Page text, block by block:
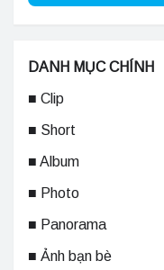
DANH MỤC CHÍNH
■ Clip
■ Short
■ Album
■ Photo
■ Panorama
■ Ảnh bạn bè